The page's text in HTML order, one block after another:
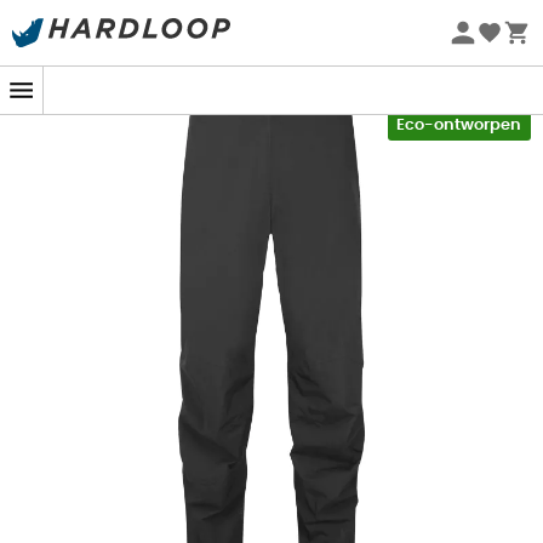
Zomeraanbiedingen 🔥 -5% EXTRA vanaf 2 producten* met
Eco-ontworpen
Wanneer de lucht donker wordt en de donder in de
verte rommelt, is het perfecte moment aangebroken om
Downpour Mountain Pants
regenbroek
is je onmisbare
bondgenoot om droog te blijven en de meest
uitdagende paden te verkennen. Ontworpen met
Pertex® Shield-stof in 2,5 lagen, biedt het een
fantastische bescherming tegen de elementen. Deze
high-tech stof vormt een echte barrière tegen de regen,
terwijl hij ademend genoeg is om een sauna-effect
tijdens intensieve inspanningen te voorkomen.